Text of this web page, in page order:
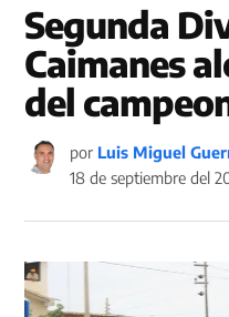
Segunda
Caimanes
del
por Luis Miguel
18 de septiembre del